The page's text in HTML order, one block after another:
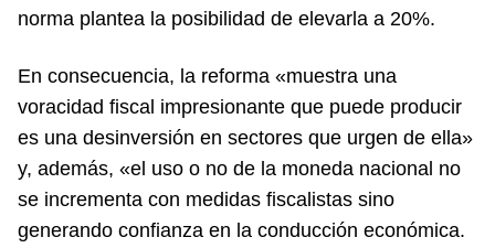
norma plantea la posibilidad de elevarla a 20%.
En consecuencia, la reforma «muestra una
voracidad fiscal impresionante que puede producir
es una desinversión en sectores que urgen de ella»
y, además, «el uso o no de la moneda nacional no
se incrementa con medidas fiscalistas sino
generando confianza en la conducción económica.